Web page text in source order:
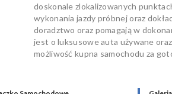
doskonale zlokalizowanych
wykonania jazdy próbnej oraz
doradztwo oraz pomagają w
jest o luksusowe auta używane
możliwość kupna samochodu za